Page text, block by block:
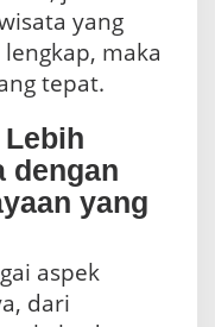
yang
maka
tepat.
dengan
yang
aspek
dari